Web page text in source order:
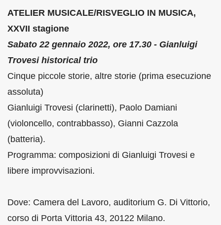
ATELIER MUSICALE/RISVEGLIO IN MUSICA,
XXVII stagione
Sabato 22 gennaio 2022, ore 17.30 - Gianluigi
Trovesi historical trio
Cinque piccole storie, altre storie (prima esecuzione
assoluta)
Gianluigi Trovesi (clarinetti), Paolo Damiani
(violoncello, contrabbasso), Gianni Cazzola
(batteria).
Programma: composizioni di Gianluigi Trovesi e
libere improvvisazioni.
Dove: Camera del Lavoro, auditorium G. Di Vittorio,
corso di Porta Vittoria 43, 20122 Milano.